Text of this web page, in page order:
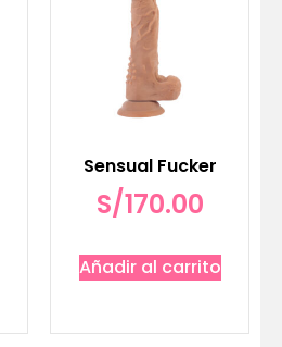
Sensual Fucker
S/170.00
Añadir al carrito